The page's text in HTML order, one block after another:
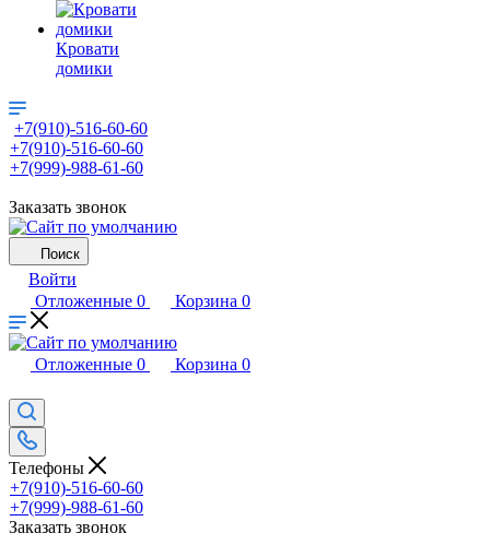
Кровати
домики
+7(910)-516-60-60
+7(910)-516-60-60
+7(999)-988-61-60
Заказать звонок
Поиск
Войти
Отложенные 0 Корзина 0
Отложенные 0 Корзина 0
Телефоны
+7(910)-516-60-60
+7(999)-988-61-60
Заказать звонок